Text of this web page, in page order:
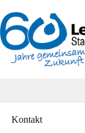
Inhalt
springen
Kontakt